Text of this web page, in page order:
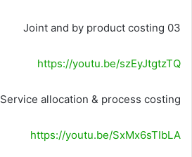
Joint and by product costing 03
https://youtu.be/szEyJtgtzTQ
Service allocation & process costing
https://youtu.be/SxMx6sTIbLA